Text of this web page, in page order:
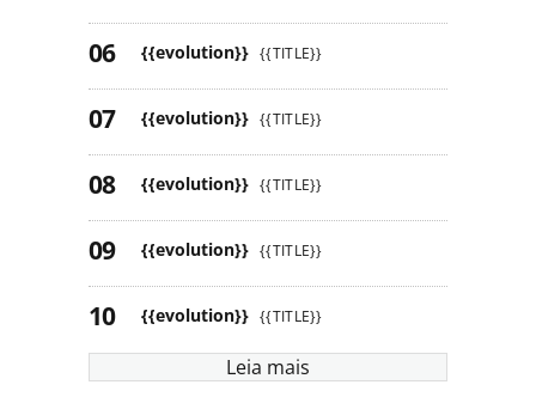
{{evolution}} {{TITLE}}
{{evolution}} {{TITLE}}
{{evolution}} {{TITLE}}
{{evolution}} {{TITLE}}
{{evolution}} {{TITLE}}
Leia mais